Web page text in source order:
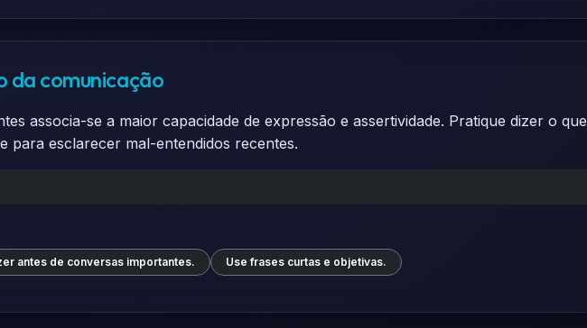
da comunicação
associa-se a maior capacidade de expressão e assertividade. Pratique dizer o
para esclarecer mal-entendidos recentes.
antes de conversas importantes. Use frases curtas e objetivas.